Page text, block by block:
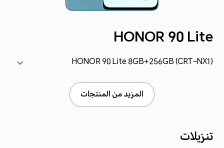
HONOR 90 Lite
HONOR 90 Lite 8GB+256GB (CRT-NX1)
المزيد من المنتجات
تنزيلات